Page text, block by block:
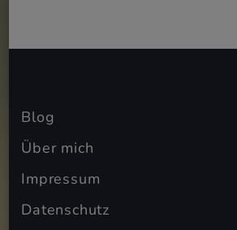
Blog
Über mich
Impressum
Datenschutz